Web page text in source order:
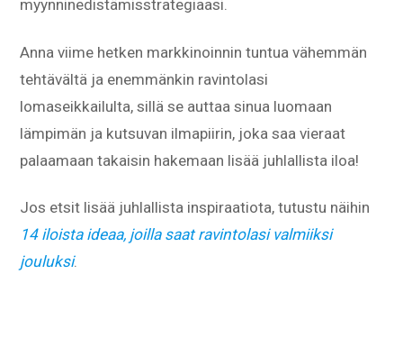
myynninedistämisstrategiaasi.
Anna viime hetken markkinoinnin tuntua vähemmän
tehtävältä ja enemmänkin ravintolasi
lomaseikkailulta, sillä se auttaa sinua luomaan
lämpimän ja kutsuvan ilmapiirin, joka saa vieraat
palaamaan takaisin hakemaan lisää juhlallista iloa!
Jos etsit lisää juhlallista inspiraatiota, tutustu näihin
14 iloista ideaa, joilla saat ravintolasi valmiiksi
jouluksi.